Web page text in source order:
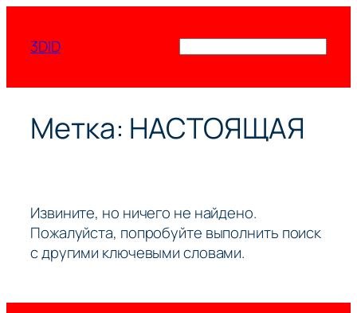
содержимому
3DID
Метка: НАСТОЯЩАЯ
Извините, но ничего не найдено.
Пожалуйста, попробуйте выполнить поиск
с другими ключевыми словами.